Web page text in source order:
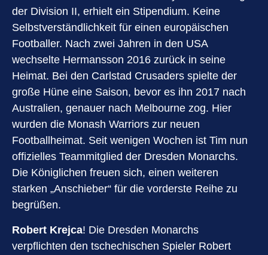
der Division II, erhielt ein Stipendium. Keine
Selbstverständlichkeit für einen europäischen
Footballer. Nach zwei Jahren in den USA
wechselte Hermansson 2016 zurück in seine
Heimat. Bei den Carlstad Crusaders spielte der
große Hüne eine Saison, bevor es ihn 2017 nach
Australien, genauer nach Melbourne zog. Hier
wurden die Monash Warriors zur neuen
Footballheimat. Seit wenigen Wochen ist Tim nun
offizielles Teammitglied der Dresden Monarchs.
Die Königlichen freuen sich, einen weiteren
starken „Anschieber“ für die vorderste Reihe zu
begrüßen.
Robert Krejca! Die Dresden Monarchs
verpflichten den tschechischen Spieler Robert